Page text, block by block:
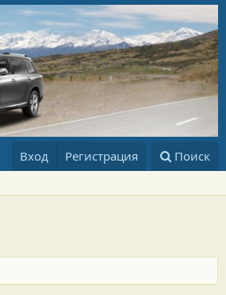
Вход Регистрация Поиск